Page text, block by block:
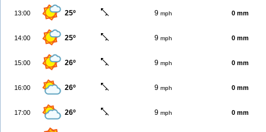
13:00 25º 9 mph 0 mm
14:00 25º 9 mph 0 mm
15:00 26º 9 mph 0 mm
16:00 26º 9 mph 0 mm
17:00 26º 9 mph 0 mm